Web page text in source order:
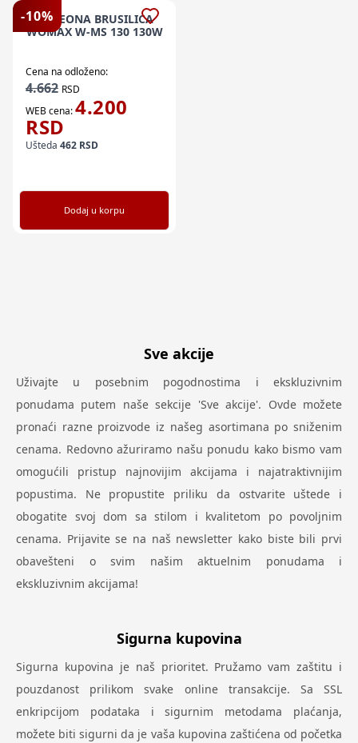
-10%
EL CEONA BRUSILICA
WOMAX W-MS 130 130W
Cena na odloženo:
4.662 RSD
WEB cena:4.200
RSD
Ušteda 462 RSD
Dodaj u korpu
Sve akcije
Uživajte u posebnim pogodnostima i ekskluzivnim
ponudama putem naše sekcije 'Sve akcije'. Ovde možete
pronaći razne proizvode iz našeg asortimana po sniženim
cenama. Redovno ažuriramo našu ponudu kako bismo vam
omogućili pristup najnovijim akcijama i najatraktivnijim
popustima. Ne propustite priliku da ostvarite uštede i
obogatite svoj dom sa stilom i kvalitetom po povoljnim
cenama. Prijavite se na naš newsletter kako biste bili prvi
obavešteni o svim našim aktuelnim ponudama i
ekskluzivnim akcijama!
Sigurna kupovina
Sigurna kupovina je naš prioritet. Pružamo vam zaštitu i
pouzdanost prilikom svake online transakcije. Sa SSL
enkripcijom podataka i sigurnim metodama plaćanja,
možete biti sigurni da je vaša kupovina zaštićena od početka